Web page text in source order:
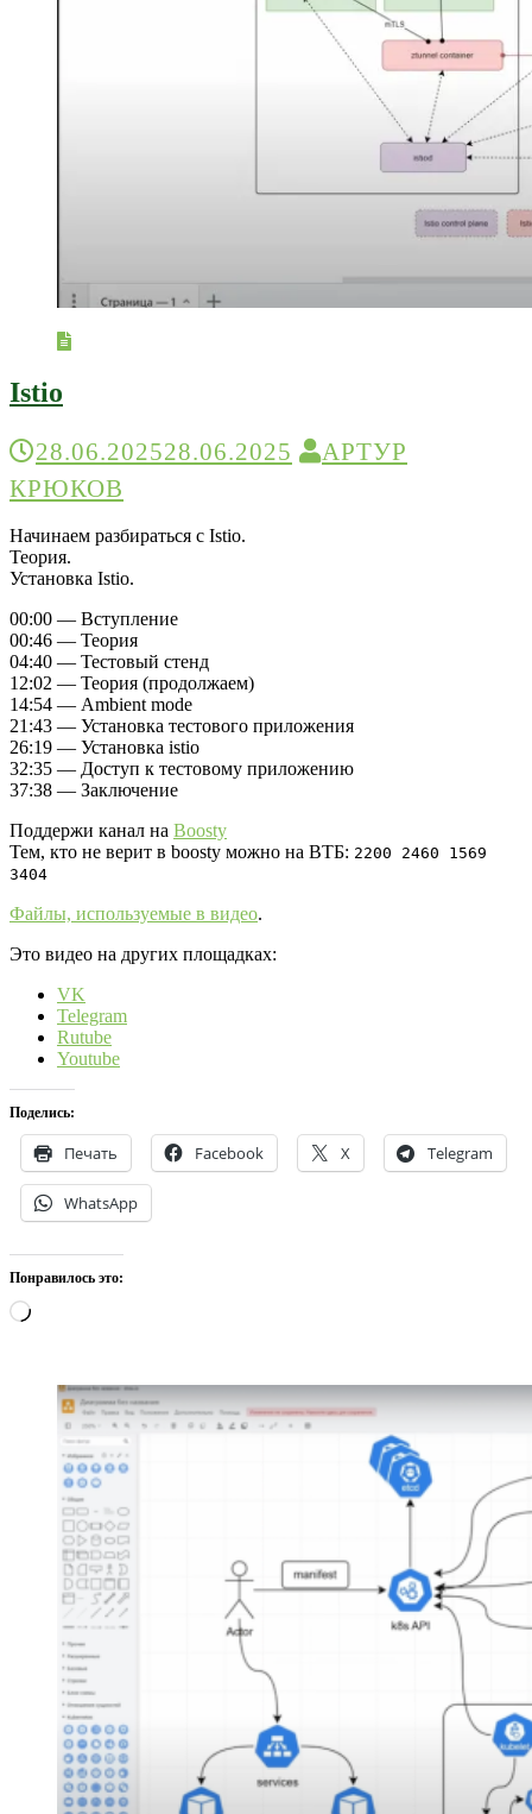
Istio
28.06.202528.06.2025
АРТУР
КРЮКОВ
Начинаем разбираться с Istio.
Теория.
Установка Istio.
00:00 — Вступление
00:46 — Теория
04:40 — Тестовый стенд
12:02 — Теория (продолжаем)
14:54 — Ambient mode
21:43 — Установка тестового приложения
26:19 — Установка istio
32:35 — Доступ к тестовому приложению
37:38 — Заключение
Поддержи канал на Boosty
Тем, кто не верит в boosty можно на ВТБ: 2200 2460 1569
3404
Файлы, используемые в видео.
Это видео на других площадках:
VK
Telegram
Rutube
Youtube
Поделись:
Печать Facebook X Telegram
WhatsApp
Понравилось это:
Загрузка…